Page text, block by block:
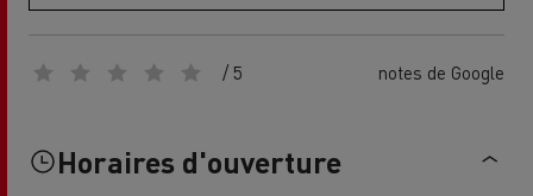
/ 5 notes de Google
Horaires d'ouverture